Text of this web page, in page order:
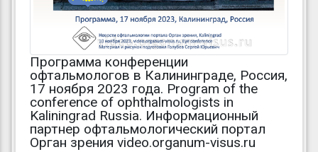
Программа конференции
офтальмологов в Калининграде, Россия,
17 ноября 2023 года. Program of the
conference of ophthalmologists in
Kaliningrad Russia. Информационный
партнер офтальмологический портал
Орган зрения video.organum-visus.ru